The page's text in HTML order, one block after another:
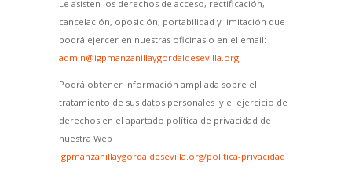
Le asisten los derechos de acceso, rectificación,
cancelación, oposición, portabilidad y limitación que
podrá ejercer en nuestras oficinas o en el email:
admin@igpmanzanillaygordaldesevilla.org
Podrá obtener información ampliada sobre el
tratamiento de sus datos personales y el ejercicio de
derechos en el apartado política de privacidad de
nuestra Web
igpmanzanillaygordaldesevilla.org/politica-privacidad